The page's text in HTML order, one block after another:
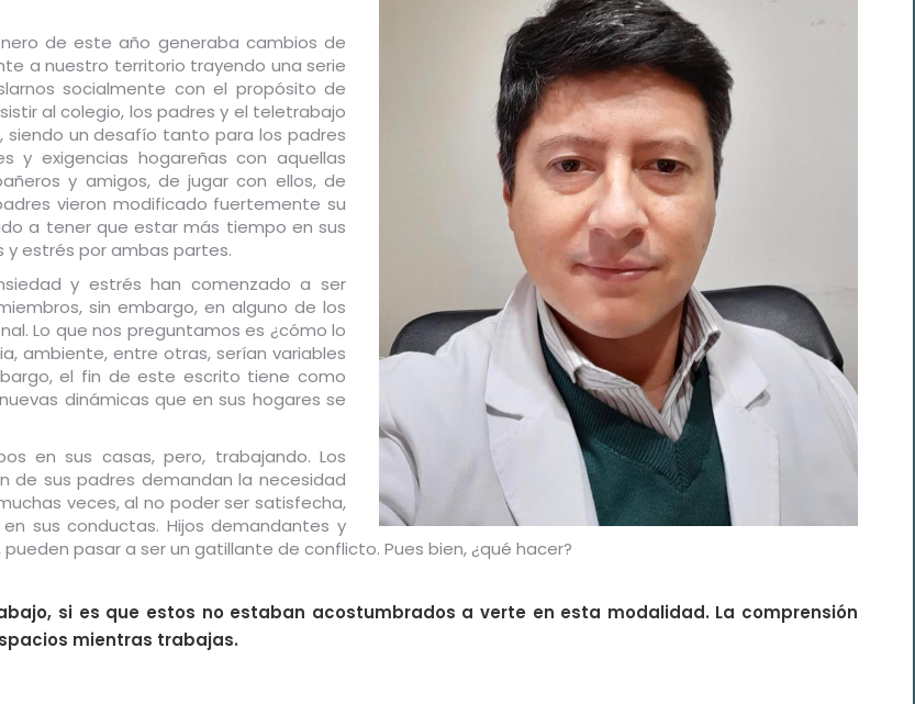
de este año generaba cambios de
a nuestro territorio trayendo una serie
socialmente con el propósito de
al colegio, los padres y el teletrabajo
un desafío tanto para los padres
y exigencias hogareñas con aquellas
y amigos, de jugar con ellos, de
vieron modificado fuertemente su
a tener que estar más tiempo en sus
estrés por ambas partes.
y estrés han comenzado a ser
sin embargo, en alguno de los
Lo que nos preguntamos es ¿cómo lo
ambiente, entre otras, serían variables
el fin de este escrito tiene como
dinámicas que en sus hogares se
en sus casas, pero, trabajando. Los
de sus padres demandan la necesidad
veces, al no poder ser satisfecha,
sus conductas. Hijos demandantes y
pasar a ser un gatillante de conflicto. Pues bien, ¿qué hacer?
si es que estos no estaban acostumbrados a verte en esta modalidad. La comprensión
mientras trabajas.